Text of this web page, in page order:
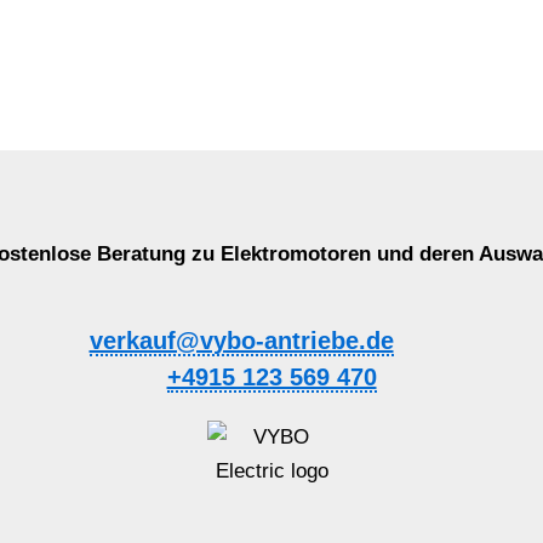
Beratung zu Elektromotoren und deren
verkauf@vybo-antriebe.de
+4915 123 569 470